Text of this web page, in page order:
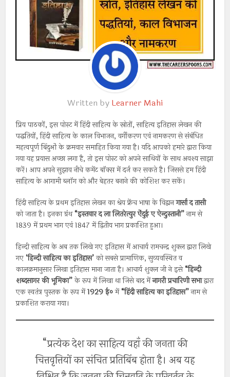
Written by Learner Mahi
प्रिय पाठकों, इस पोस्ट में हिंदी साहित्य के स्रोतों, साहित्य इतिहास लेखन की
पद्धतियों, हिंदी साहित्य के काल विभाजन, वर्गीकरण एवं नामकरण से संबंधित
महत्वपूर्ण बिंदुओं के क्रमवार समाहित किया गया है। यदि आपको हमारे द्वारा किया
गया यह प्रयास अच्छा लगा है, तो इस पोस्ट को अपने साथियों के साथ अवश्य साझा
करें। आप अपने सुझाव नीचे कमेंट बॉक्स में दर्ज कर सकते है। जिससे हम हिंदी
साहित्य के आगामी ब्लॉग को और बेहतर बनाने की कोशिश कर सकें।
हिंदी साहित्य के प्रथम इतिहास लेखन का श्रेय फ्रेंच भाषा के विद्वानगार्सा द तासी
को जाता है। इनका ग्रंथ“इस्तवार द ला लितरेत्युर ऐंदुई ए ऐन्दुस्तानी”नाम से
1839 में प्रथम भाग एवं 1847 में द्वितीय भाग प्रकाशित हुआ।
हिन्दी साहित्य के अब तक लिखे गए इतिहास में आचार्य रामचन्द्र शुक्ल द्वारा लिखे
गए‘हिन्दी साहित्य का इतिहास’को सबसे प्रामाणिक, सुव्यवस्थित व
कालक्रमानुसार लिखा इतिहास माना जाता है। आचार्य शुक्ल जी ने इसे“हिन्दी
शब्दसागर की भूमिका”के रूप में लिखा था जिसे बाद मेंनागरी प्रचारिणी सभाद्वारा
एक स्वतंत्र पुस्तक के रूप में1929 ई०में“हिंदी साहित्य का इतिहास”नाम से
प्रकाशित कराया गया।
“प्रत्येक देश का साहित्य वहाँ की जनता की
चित्तवृत्तियों का संचित प्रतिबिंब होता है। अब यह